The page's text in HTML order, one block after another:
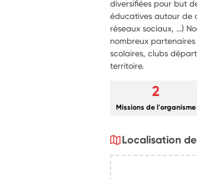
diversifiées pour but
éducatives autour de
réseaux sociaux, ...)
nombreux
scolaires, clubs
territoire.
2
Missions de l'organisme
Localisation